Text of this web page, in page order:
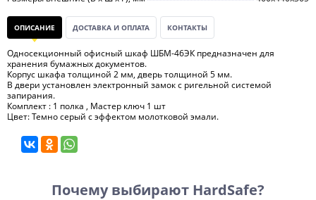
ОПИСАНИЕ ДОСТАВКА И ОПЛАТА КОНТАКТЫ
Односекционный офисный шкаф ШБМ-46ЭК предназначен для
хранения бумажных документов.
Корпус шкафа толщиной 2 мм, дверь толщиной 5 мм.
В двери установлен электронный замок с ригельной системой
запирания.
Комплект : 1 полка , Мастер ключ 1 шт
Цвет: Темно серый с эффектом молотковой эмали.
Почему выбирают HardSafe?